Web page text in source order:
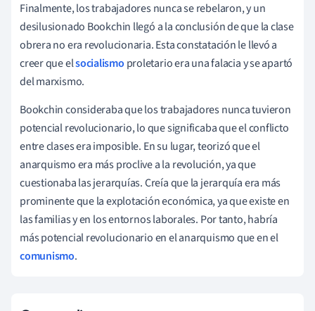
Finalmente, los trabajadores nunca se rebelaron, y un
desilusionado Bookchin llegó a la conclusión de que la clase
obrera no era revolucionaria. Esta constatación le llevó a
creer que elsocialismo proletario era una falacia y se apartó
del marxismo.
Bookchin consideraba que los trabajadores nunca tuvieron
potencial revolucionario, lo que significaba que el conflicto
entre clases era imposible. En su lugar, teorizó que el
anarquismo era más proclive a la revolución, ya que
cuestionaba las jerarquías. Creía que la jerarquía era más
prominente que la explotación económica, ya que existe en
las familias y en los entornos laborales. Por tanto, habría
más potencial revolucionario en el anarquismo que en el
comunismo.